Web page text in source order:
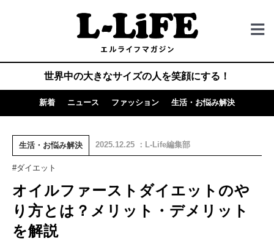
世界中の大きなサイズの人を笑顔にする！
新着 ニュース ファッション 生活・お悩み解決
生活・お悩み解決 2025.12.25 ：L-Life編集部
#ダイエット
オイルファーストダイエットのや
り方とは？メリット・デメリット
を解説